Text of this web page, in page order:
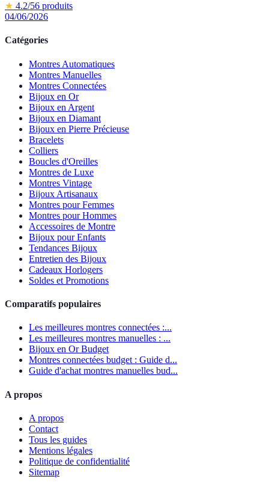
★ 4.2/56 produits
04/06/2026
Catégories
Montres Automatiques
Montres Manuelles
Montres Connectées
Bijoux en Or
Bijoux en Argent
Bijoux en Diamant
Bijoux en Pierre Précieuse
Bracelets
Colliers
Boucles d'Oreilles
Montres de Luxe
Montres Vintage
Bijoux Artisanaux
Montres pour Femmes
Montres pour Hommes
Accessoires de Montre
Bijoux pour Enfants
Tendances Bijoux
Entretien des Bijoux
Cadeaux Horlogers
Soldes et Promotions
Comparatifs populaires
Les meilleures montres connectées :...
Les meilleures montres manuelles : ...
Bijoux en Or Budget
Montres connectées budget : Guide d...
Guide d'achat montres manuelles bud...
A propos
A propos
Contact
Tous les guides
Mentions légales
Politique de confidentialité
Sitemap